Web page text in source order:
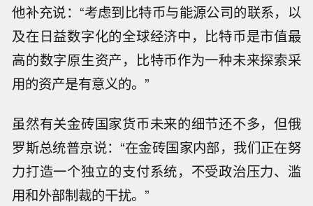
他补充说：“考虑到比特币与能源公司的联系，以
及在日益数字化的全球经济中，比特币是市值最
高的数字原生资产，比特币作为一种未来探索采
用的资产是有意义的。”
虽然有关金砖国家货币未来的细节还不多，但俄
罗斯总统普京说：“在金砖国家内部，我们正在努
力打造一个独立的支付系统，不受政治压力、滥
用和外部制裁的干扰。”